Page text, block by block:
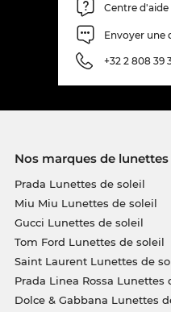
Centre d'aide
Envoyer une
+32 2 808 39
Nos marques de
Prada Lunettes de soleil
Miu Miu Lunettes de soleil
Gucci Lunettes de soleil
Tom Ford Lunettes de soleil
Saint Laurent Lunettes de
Prada Linea Rossa Lunettes
Dolce & Gabbana Lunettes